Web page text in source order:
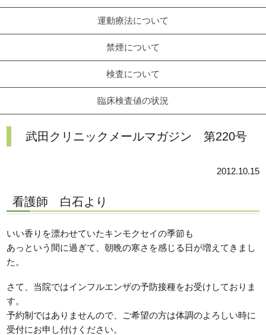
運動療法について
禁煙について
検査について
臨床検査値の状況
武田クリニックメールマガジン 第220号
2012.10.15
看護師 白石より
いい香りを漂わせていたキンモクセイの季節も
あっという間に過ぎて、朝晩の寒さを感じる日が増えてきまし
た。
さて、当院ではインフルエンザの予防接種をお受けしておりま
す。
予約制ではありませんので、ご希望の方は体調のよろしい時に
受付にお申し付けください。